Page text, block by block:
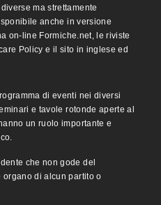
ma strettamente
anche in versione
on-line Formiche.net, le riviste
Policy e il sito in inglese ed
di eventi nei diversi
e tavole rotonde aperte al
un ruolo importante e
che non gode del
di alcun partito o